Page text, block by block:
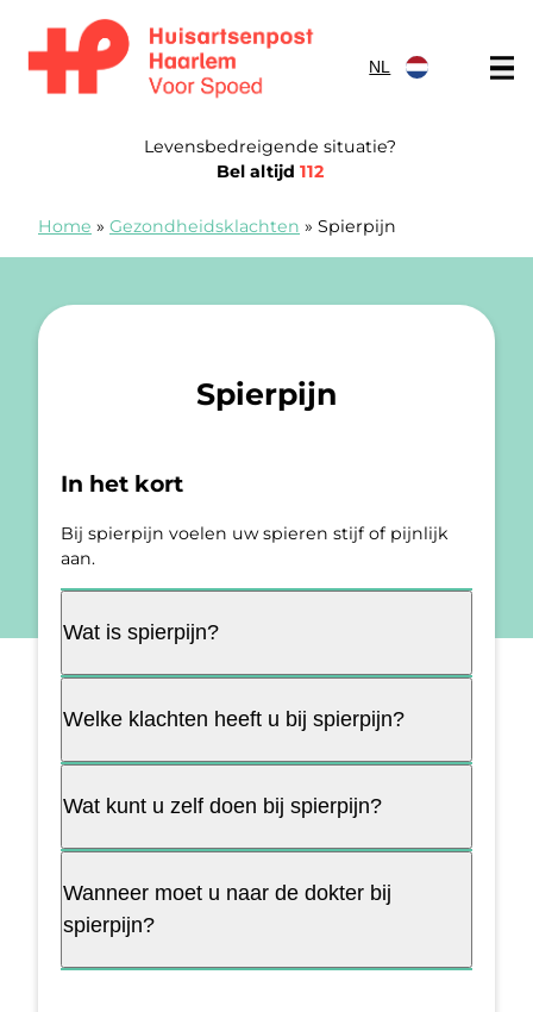
NL
Levensbedreigende situatie?
Bel altijd 112
Home » Gezondheidsklachten » Spierpijn
Spierpijn
In het kort
Bij spierpijn voelen uw spieren stijf of pijnlijk
aan.
Wat is spierpijn?
Welke klachten heeft u bij spierpijn?
Wat kunt u zelf doen bij spierpijn?
Wanneer moet u naar de dokter bij
spierpijn?